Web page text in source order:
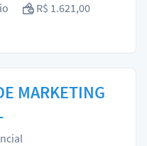
R$ 1.621,00
MARKETING